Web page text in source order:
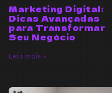
Marketing Digital:
Dicas Avançadas
para Transformar
Seu Negócio
Leia mais »